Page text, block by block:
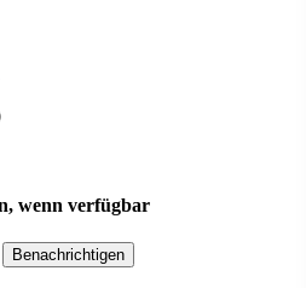
wenn verfügbar
Benachrichtigen